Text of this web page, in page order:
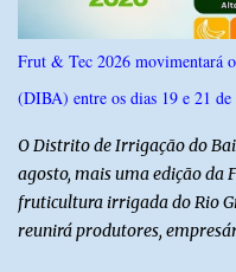
Frut & Tec 2026 movimentará
(DIBA) entre os dias 19 e 21 de
O Distrito de Irrigação do
agosto, mais uma edição da
fruticultura irrigada do Rio
reunirá produtores,